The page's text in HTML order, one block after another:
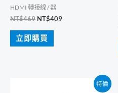
HDMI 轉接線 / 器
NT$469 原
價
格：
NT$409目
立即購買
特價